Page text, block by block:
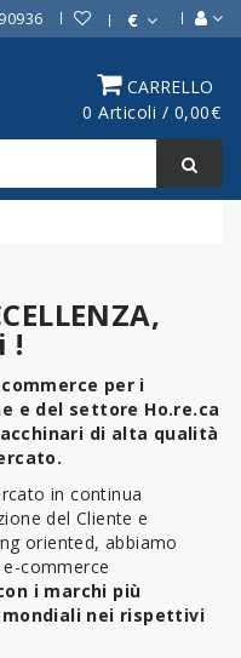
€
CARRELLO
0 Articoli / 0,00€
!
per i
e del settore Ho.re.ca
di alta qualità
in continua
del Cliente e
oriented, abbiamo
commerce
i marchi più
nei rispettivi